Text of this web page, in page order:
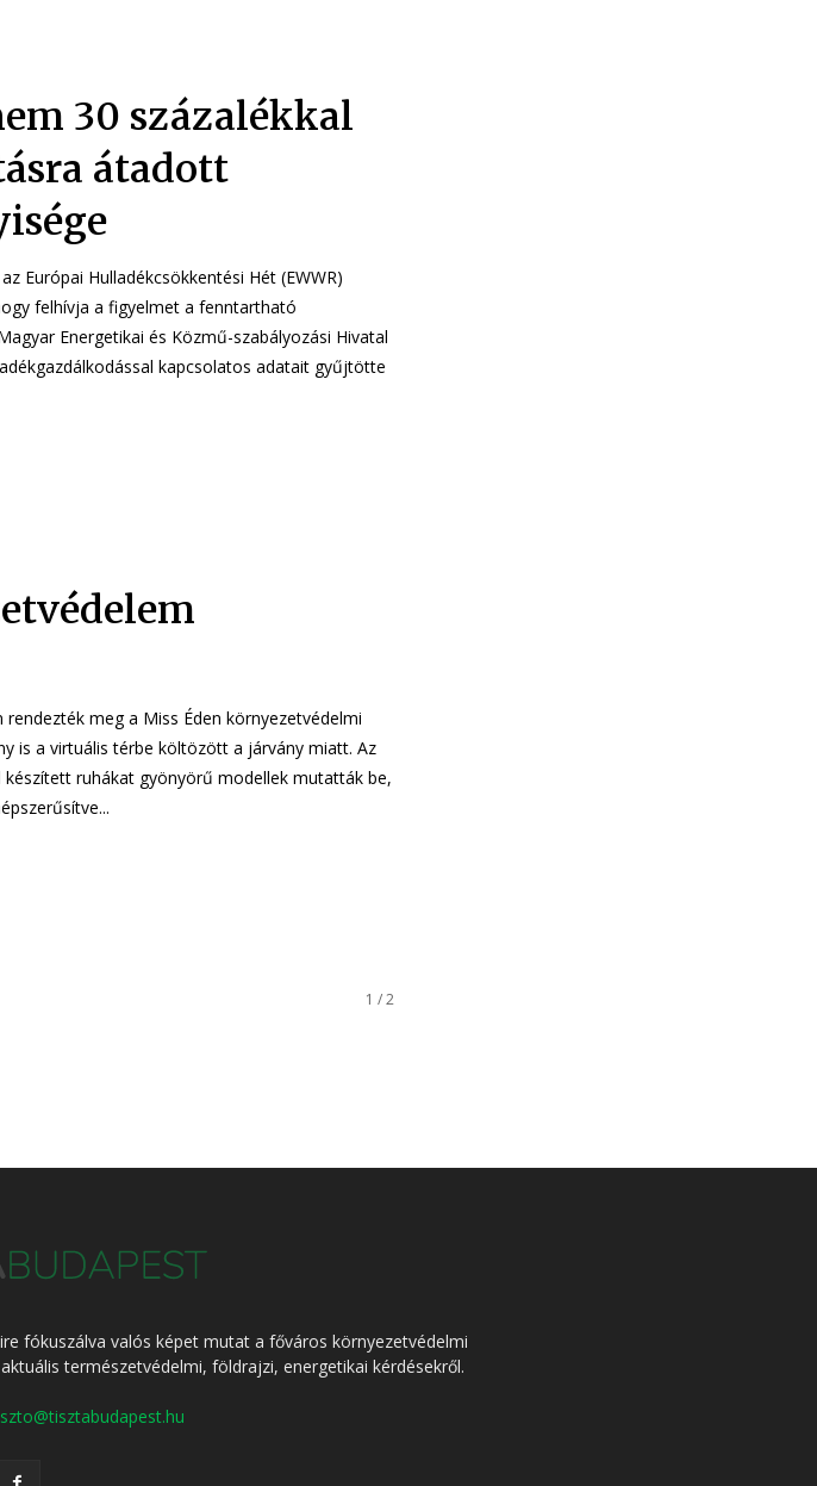
30 százalékkal
átadott
Európai Hulladékcsökkentési Hét (EWWR)
felhívja a figyelmet a fenntartható
Energetikai és Közmű-szabályozási Hivatal
kapcsolatos adatait gyűjtötte
meg a Miss Éden környezetvédelmi
is a virtuális térbe költözött a járvány miatt. Az
ruhákat gyönyörű modellek mutatták be,
1 / 2
fókuszálva valós képet mutat a főváros környezetvédelmi
természetvédelmi, földrajzi, energetikai kérdésekről.